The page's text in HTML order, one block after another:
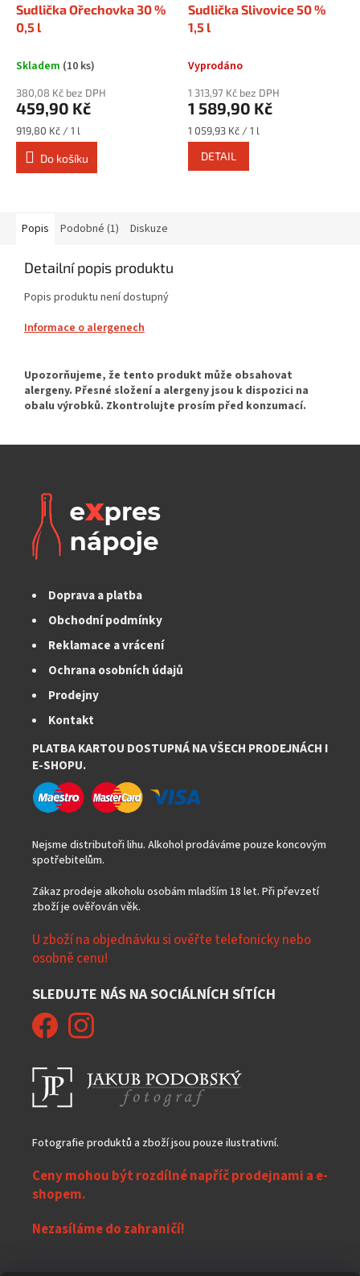
Sudlička Ořechovka 30 %
0,5 l
Skladem (10 ks)
380,08 Kč bez DPH
459,90 Kč
Měrná
cena:
919,80 Kč / 1 l
Do košíku
Sudlička Slivovice 50 %
1,5 l
Vyprodáno
1 313,97 Kč bez DPH
1 589,90 Kč
Měrná
cena:
1 059,93 Kč / 1 l
DETAIL
Popis Podobné (1) Diskuze
Detailní popis produktu
Popis produktu není dostupný
Informace o alergenech
Doprava a platba
Obchodní podmínky
Reklamace a vrácení
Ochrana osobních údajů
Prodejny
Kontakt
PLATBA KARTOU DOSTUPNÁ NA VŠECH PRODEJNÁCH I
E-SHOPU.
Nejsme distributoři lihu. Alkohol prodáváme pouze koncovým
spotřebitelům.
Zákaz prodeje alkoholu osobám mladším 18 let. Při převzetí
zboží je ověřován věk.
U zboží na objednávku si ověřte telefonicky nebo
osobně cenu!
SLEDUJTE NÁS NA SOCIÁLNÍCH SÍTÍCH
Fotografie produktů a zboží jsou pouze ilustrativní.
Ceny mohou být rozdílné napříč prodejnami a e-
shopem.
Nezasíláme do zahraničí!